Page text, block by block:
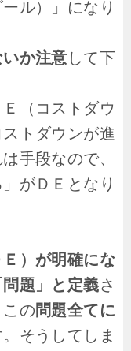
ル）」になり
か注意 して下
（コストダウ
トダウンが進
手段なので、
がＤＥとなり
）が明確にな
題」と定義さ
の問題全てに
そうしてしま